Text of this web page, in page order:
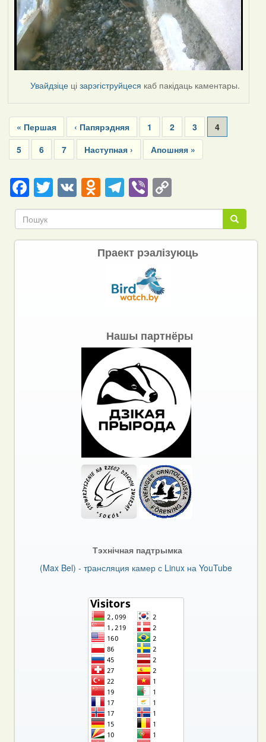
Увайдзіце цізарэгіструйцеся каб пакідаць каментары.
Pagination
First
page
« Першая
Previous
page
‹ Папярэдняя Page
1 Page
2 Page
3
Current
page
4
Page
5 Page
6 Page
7
Next
page
Наступная ›
Last
page
Апошняя »
Facebook
Twitter
VKOdnoklassniki
Telegram
ViberCopy
Link Пошук
Пошук
Праект рэалізуюць
Нашы партнёры
Тэхнічная падтрымка
(Max Bel) - тpансляция камер с Linux на YouTube